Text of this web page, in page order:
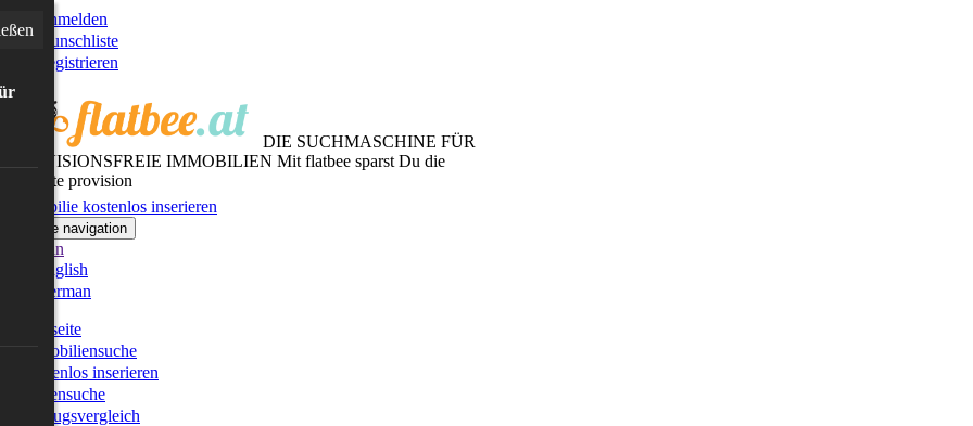
Anmelden
Wunschliste
Registrieren
DIE SUCHMASCHINE FÜR
PROVISIONSFREIE IMMOBILIEN Mit flatbee sparst Du die
gesamte provision
Immobilie kostenlos inserieren
Toggle navigation
German
English
German
Startseite
Immobiliensuche
Kostenlos inserieren
Kartensuche
Umzugsvergleich